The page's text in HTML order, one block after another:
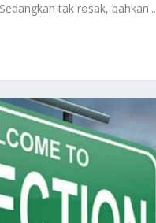
tak rosak, bahkan...